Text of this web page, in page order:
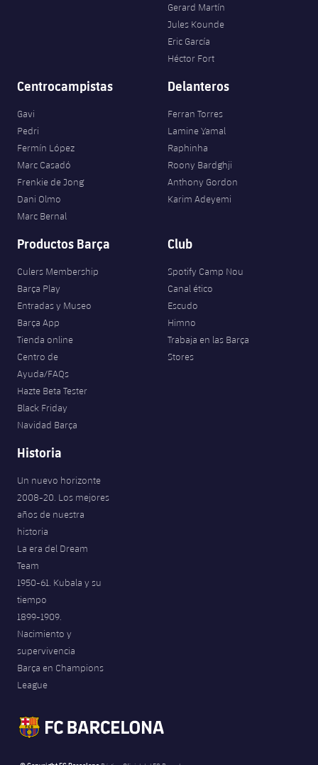
Gerard Martín
Jules Kounde
Eric García
Héctor Fort
Centrocampistas
Gavi
Pedri
Fermín López
Marc Casadó
Frenkie de Jong
Dani Olmo
Marc Bernal
Delanteros
Ferran Torres
Lamine Yamal
Raphinha
Roony Bardghji
Anthony Gordon
Karim Adeyemi
Productos Barça
Culers Membership
Barça Play
Entradas y Museo
Barça App
Tienda online
Centro de
Ayuda/FAQs
Hazte Beta Tester
Black Friday
Navidad Barça
Club
Spotify Camp Nou
Canal ético
Escudo
Himno
Trabaja en las Barça
Stores
Historia
Un nuevo horizonte
2008-20. Los mejores
años de nuestra
historia
La era del Dream
Team
1950-61. Kubala y su
tiempo
1899-1909.
Nacimiento y
supervivencia
Barça en Champions
League